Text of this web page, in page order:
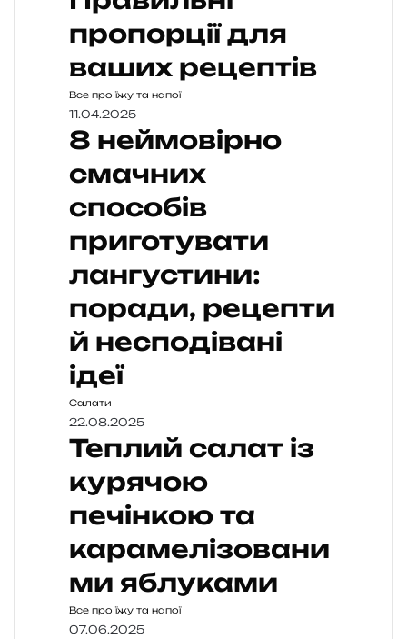
пропорції для
ваших рецептів
Все про їжу та напої
11.04.2025
8 неймовірно
смачних
способів
приготувати
лангустини:
поради, рецепти
й несподівані
ідеї
Салати
22.08.2025
Теплий салат із
курячою
печінкою та
карамелізовани
ми яблуками
Все про їжу та напої
07.06.2025